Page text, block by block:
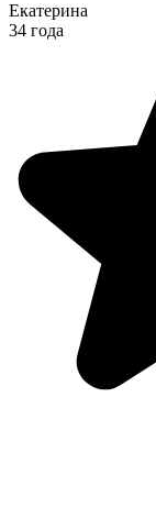
Екатерина
34 года